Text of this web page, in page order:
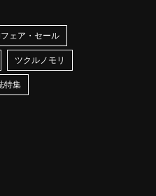
ェア・セール
ツクルノモリ
特集